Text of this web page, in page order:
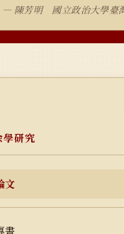
— 陳芳明 國立政治大學臺
學研究
文
書